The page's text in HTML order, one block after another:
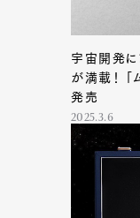
宇宙開発に
が満載！ 「
発売
2025.3.6